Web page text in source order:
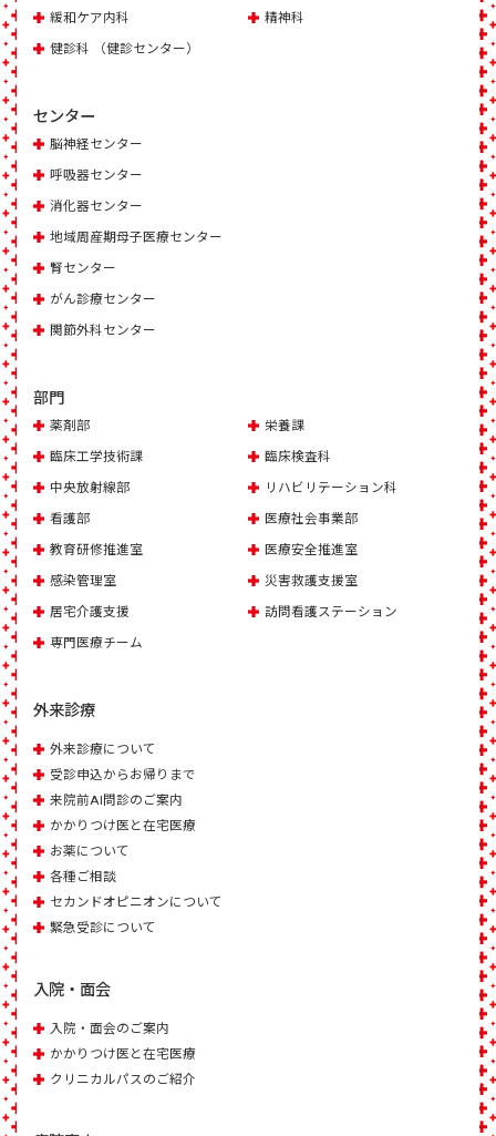
緩和ケア内科
精神科
健診科 （健診センター）
センター
脳神経センター
呼吸器センター
消化器センター
地域周産期母子医療センター
腎センター
がん診療センター
関節外科センター
部門
薬剤部
栄養課
臨床工学技術課
臨床検査科
中央放射線部
リハビリテーション科
看護部
医療社会事業部
教育研修推進室
医療安全推進室
感染管理室
災害救護支援室
居宅介護支援
訪問看護ステーション
専門医療チーム
外来診療
外来診療について
受診申込からお帰りまで
来院前AI問診のご案内
かかりつけ医と在宅医療
お薬について
各種ご相談
セカンドオピニオンについて
緊急受診について
入院・面会
入院・面会のご案内
かかりつけ医と在宅医療
クリニカルパスのご紹介